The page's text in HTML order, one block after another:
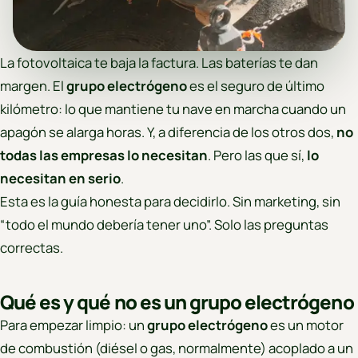
La fotovoltaica te baja la factura. Las baterías te dan
margen. Elgrupo electrógenoes el seguro de último
kilómetro: lo que mantiene tu nave en marcha cuando un
apagón se alarga horas. Y, a diferencia de los otros dos, no
todas las empresas lo necesitan. Pero las que sí, lo
necesitan en serio.
Esta es la guía honesta para decidirlo. Sin marketing, sin
“todo el mundo debería tener uno”. Solo las preguntas
correctas.
Qué es y qué no es un grupo electrógeno
Para empezar limpio: ungrupo electrógenoes un motor
de combustión (diésel o gas, normalmente) acoplado a un